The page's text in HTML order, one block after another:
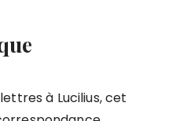
à Lucilius, cet